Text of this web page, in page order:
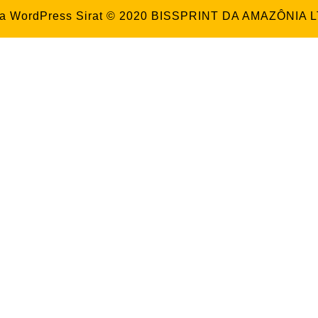
WordPress Sirat © 2020 BISSPRINT DA AMAZÔNIA